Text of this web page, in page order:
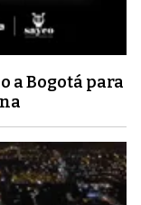
a Bogotá para